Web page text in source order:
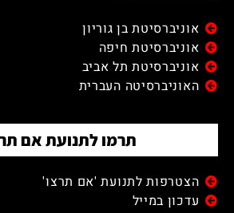
אוניברסיטת בן גוריון
אוניברסיטת חיפה
אוניברסיטת תל אביב
האוניברסיטה העברית
תרמו לתנועת אם
הצטרפות לתנועת 'אם תרצו'
עדכון במייל